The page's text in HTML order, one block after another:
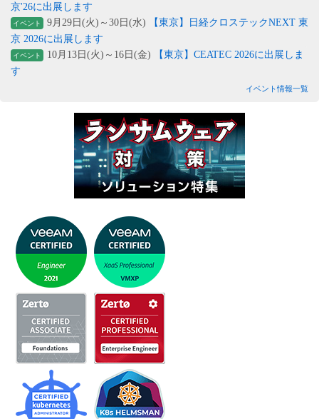
京'26に出展します
イベント 9月29日(火)～30日(水)
【東京】日経クロステックNEXT 東
京 2026に出展します
イベント 10月13日(火)～16日(金)
【東京】CEATEC 2026に出展しま
す
イベント情報一覧